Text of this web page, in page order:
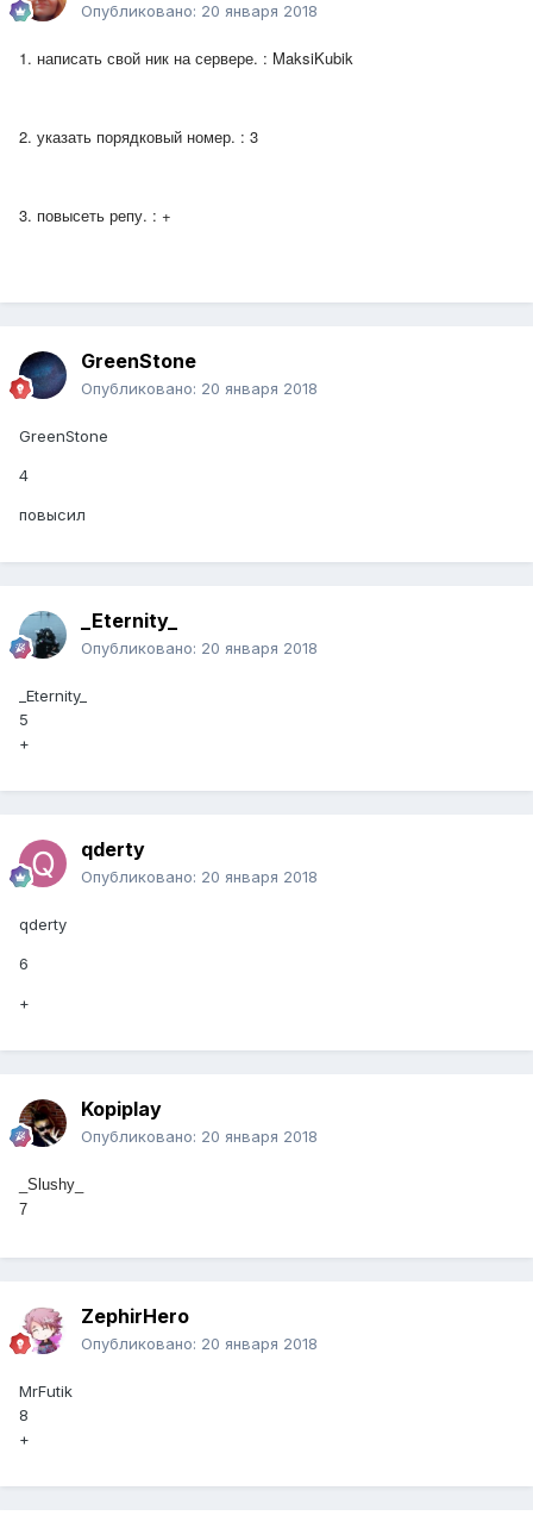
Опубликовано: 20 января 2018
1. написать свой ник на сервере. : MaksiKubik
2. указать порядковый номер. : 3
3. повысеть репу. : +
GreenStone
Опубликовано: 20 января 2018
GreenStone
4
повысил
_Eternity_
Опубликовано: 20 января 2018
_Eternity_
5
+
qderty
Опубликовано: 20 января 2018
qderty
6
+
Kopiplay
Опубликовано: 20 января 2018
_Slushy_
7
ZephirHero
Опубликовано: 20 января 2018
MrFutik
8
+